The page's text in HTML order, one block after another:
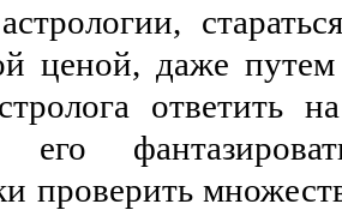
ценой, даже путем
ответить
его
проверить